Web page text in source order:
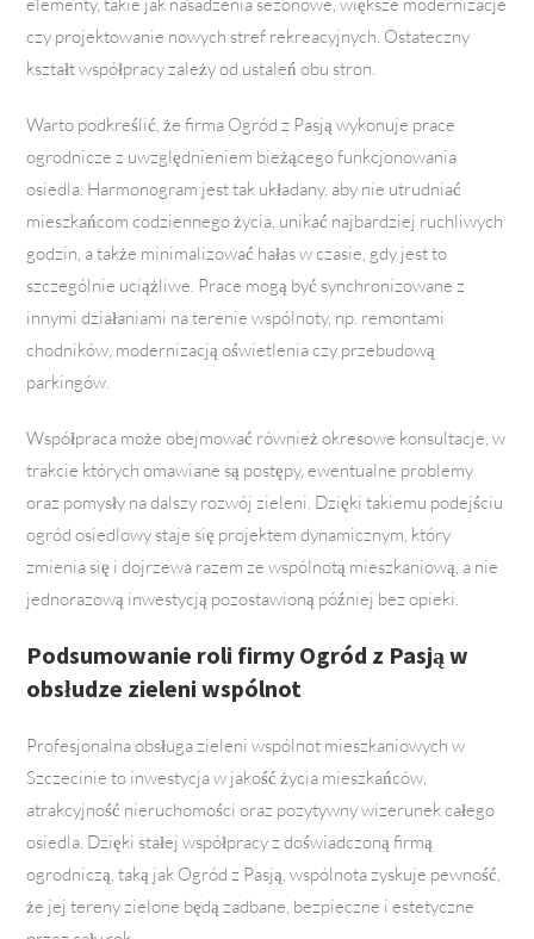
czy projektowanie nowych stref rekreacyjnych. Ostateczny
kształt współpracy zależy od ustaleń obu stron.
Warto podkreślić, że firma Ogród z Pasją wykonuje prace
ogrodnicze z uwzględnieniem bieżącego funkcjonowania
osiedla. Harmonogram jest tak układany, aby nie utrudniać
mieszkańcom codziennego życia, unikać najbardziej ruchliwych
godzin, a także minimalizować hałas w czasie, gdy jest to
szczególnie uciążliwe. Prace mogą być synchronizowane z
innymi działaniami na terenie wspólnoty, np. remontami
chodników, modernizacją oświetlenia czy przebudową
parkingów.
Współpraca może obejmować również okresowe konsultacje, w
trakcie których omawiane są postępy, ewentualne problemy
oraz pomysły na dalszy rozwój zieleni. Dzięki takiemu podejściu
ogród osiedlowy staje się projektem dynamicznym, który
zmienia się i dojrzewa razem ze wspólnotą mieszkaniową, a nie
jednorazową inwestycją pozostawioną później bez opieki.
Podsumowanie roli firmy Ogród z Pasją w
obsłudze zieleni wspólnot
Profesjonalna obsługa zieleni wspólnot mieszkaniowych w
Szczecinie to inwestycja w jakość życia mieszkańców,
atrakcyjność nieruchomości oraz pozytywny wizerunek całego
osiedla. Dzięki stałej współpracy z doświadczoną firmą
ogrodniczą, taką jak Ogród z Pasją, wspólnota zyskuje pewność,
że jej tereny zielone będą zadbane, bezpieczne i estetyczne